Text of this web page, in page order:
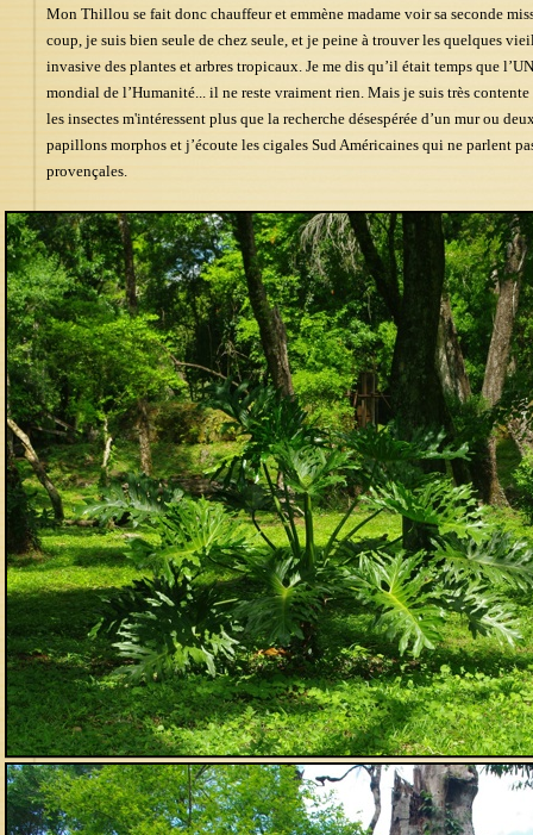
Mon Thillou se fait donc chauffeur et emmène madame voir sa seconde
coup, je suis bien seule de chez seule, et je peine à trouver les quelques
invasive des plantes et arbres tropicaux. Je me dis qu’il était temps que
mondial de l’Humanité... il ne reste vraiment rien. Mais je suis très
les insectes m'intéressent plus que la recherche désespérée d’un mur ou
papillons morphos et j’écoute les cigales Sud Américaines qui ne parlent
provençales.